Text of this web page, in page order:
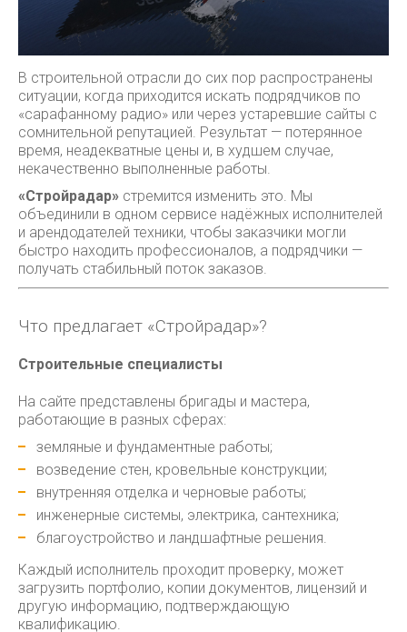
В строительной отрасли до сих пор распространены
ситуации, когда приходится искать подрядчиков по
«сарафанному радио» или через устаревшие сайты с
сомнительной репутацией. Результат — потерянное
время, неадекватные цены и, в худшем случае,
некачественно выполненные работы.
«Стройрадар» стремится изменить это. Мы
объединили в одном сервисе надёжных исполнителей
и арендодателей техники, чтобы заказчики могли
быстро находить профессионалов, а подрядчики —
получать стабильный поток заказов.
Что предлагает «Стройрадар»?
Строительные специалисты
На сайте представлены бригады и мастера,
работающие в разных сферах:
земляные и фундаментные работы;
возведение стен, кровельные конструкции;
внутренняя отделка и черновые работы;
инженерные системы, электрика, сантехника;
благоустройство и ландшафтные решения.
Каждый исполнитель проходит проверку, может
загрузить портфолио, копии документов, лицензий и
другую информацию, подтверждающую
квалификацию.